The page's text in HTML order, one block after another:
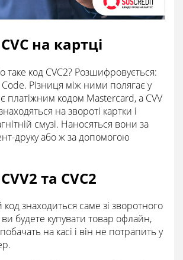
на картці
код CVC2? Розшифровується:
Різниця між ними полягає у
платіжним кодом Mastercard, а CVV
на звороті картки і
смузі. Наносяться вони за
друку або ж за допомогою
та CVC2
знаходиться саме зі зворотного
ви будете купувати товар офлайн,
на касі і він не потрапить у